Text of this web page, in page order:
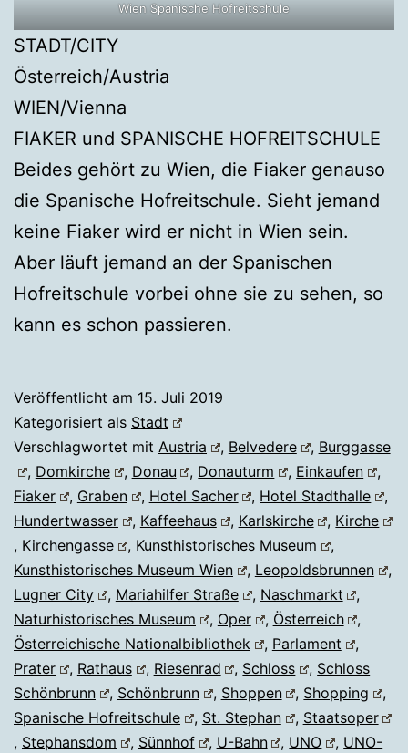
Wien Spanische Hofreitschule
STADT/CITY
Österreich/Austria
WIEN/Vienna
FIAKER und SPANISCHE HOFREITSCHULE
Beides gehört zu Wien, die Fiaker genauso
die Spanische Hofreitschule. Sieht jemand
keine Fiaker wird er nicht in Wien sein.
Aber läuft jemand an der Spanischen
Hofreitschule vorbei ohne sie zu sehen, so
kann es schon passieren.
Veröffentlicht am 15. Juli 2019
Kategorisiert als Stadt
Verschlagwortet mit Austria , Belvedere , Burggasse
, Domkirche , Donau , Donauturm , Einkaufen
,
Fiaker
, Graben , Hotel Sacher , Hotel Stadthalle
,
Hundertwasser
, Kaffeehaus , Karlskirche , Kirche
, Kirchengasse , Kunsthistorisches Museum
,
Kunsthistorisches Museum Wien
, Leopoldsbrunnen
,
Lugner City
, Mariahilfer Straße , Naschmarkt
,
Naturhistorisches Museum
, Oper , Österreich
,
Österreichische Nationalbibliothek
, Parlament
,
Prater
, Rathaus , Riesenrad , Schloss , Schloss
Schönbrunn
, Schönbrunn , Shoppen , Shopping
,
Spanische Hofreitschule
, St. Stephan , Staatsoper
, Stephansdom , Sünnhof , U-Bahn , UNO , UNO-